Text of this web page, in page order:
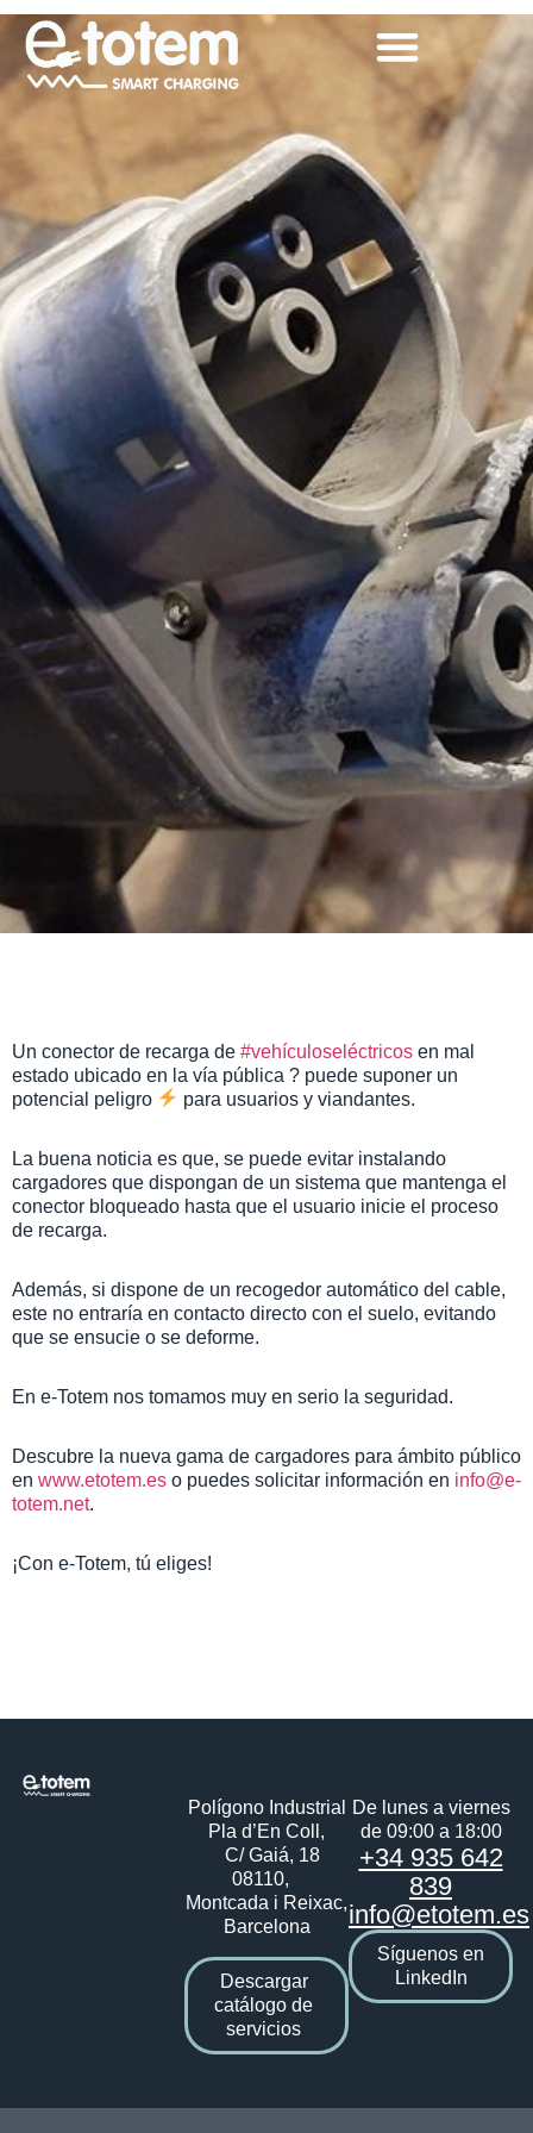
Un conector de
recarga de
vehículos
eléctricos en
mal estado
ubicado en la
vía pública
Un conector de recarga de #vehículoseléctricos en mal
estado ubicado en la vía pública ? puede suponer un
potencial peligro
para usuarios y viandantes.
La buena noticia es que, se puede evitar instalando
cargadores que dispongan de un sistema que mantenga el
conector bloqueado hasta que el usuario inicie el proceso
de recarga.
Además, si dispone de un recogedor automático del cable,
este no entraría en contacto directo con el suelo, evitando
que se ensucie o se deforme.
En e-Totem nos tomamos muy en serio la seguridad.
Descubre la nueva gama de cargadores para ámbito público
en www.etotem.es o puedes solicitar información en info@e-
totem.net.
¡Con e-Totem, tú eliges!
Polígono Industrial
Pla d’En Coll,
C/ Gaiá, 18
08110,
Montcada i Reixac,
Barcelona
Descargar
catálogo de
servicios
De lunes a viernes
de 09:00 a 18:00
+34 935 642
839
info@etotem.es
Síguenos en
LinkedIn